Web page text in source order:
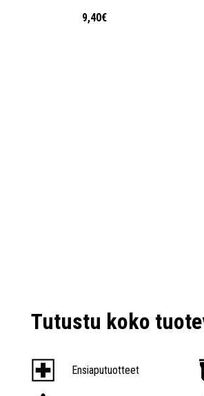
9,40€
Tutustu koko
Ensiaputuotteet